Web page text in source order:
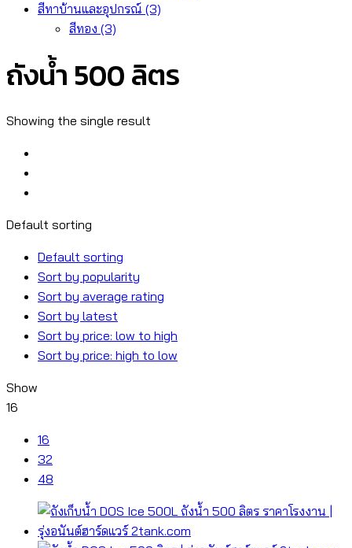
สีทาบ้านและอุปกรณ์ (3)
สีทอง (3)
ถังน้ำ 500 ลิตร
Showing the single result
Default sorting
Default sorting
Sort by popularity
Sort by average rating
Sort by latest
Sort by price: low to high
Sort by price: high to low
Show
16
16
32
48